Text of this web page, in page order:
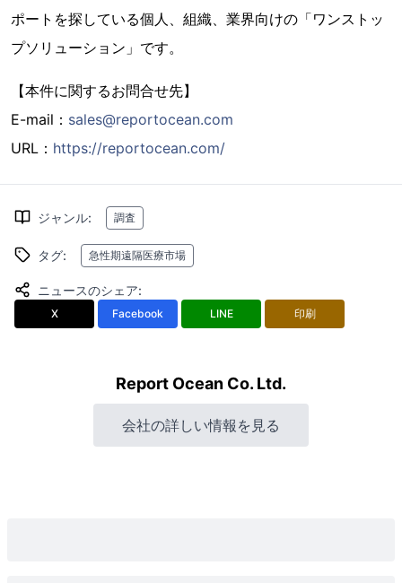
ポートを探している個人、組織、業界向けの「ワンストッ
プソリューション」です。
【本件に関するお問合せ先】
E-mail： sales@reportocean.com
URL： https://reportocean.com/
ジャンル: 調査
タグ: 急性期遠隔医療市場
ニュースのシェア:
X Facebook LINE 印刷
Report Ocean Co. Ltd.
会社の詳しい情報を見る